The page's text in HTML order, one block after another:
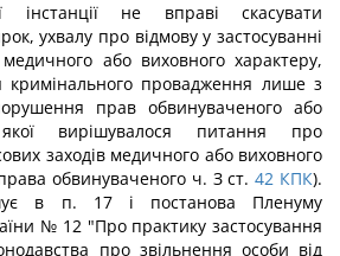
інстанції не вправі скасувати
ухвалу про відмову у застосуванні
або виховного характеру,
кримінального провадження лише з
прав обвинуваченого або
вирішувалося питання про
заходів медичного або виховного
обвинуваченого ч. З ст. 42 КПК).
в п. 17 і постанова Пленуму
№ 12 "Про практику застосування
про звільнення особи від